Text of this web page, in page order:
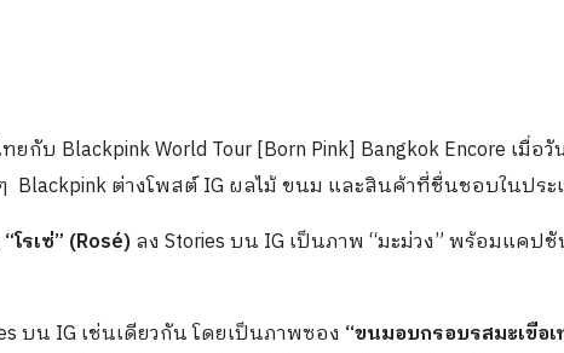
ยกับ Blackpink World Tour [Born Pink] Bangkok Encore เมื่อ
ต่างโพสต์ IG ผลไม้ ขนม และสินค้าที่ชื่นชอบในประ
“โรเซ่” (Rosé)ลง Stories บน IG เป็นภาพ “มะม่วง” พร้อมแคป
บน IG เช่นเดียวกัน โดยเป็นภาพซอง “ขนมอบกรอบรสมะเขือเ